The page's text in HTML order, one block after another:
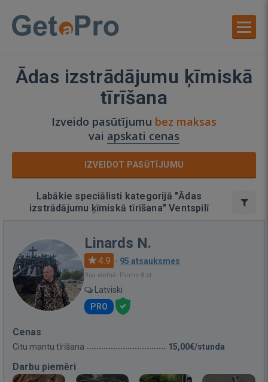
Ādas izstrādājumu ķīmiskā
tīrīšana
Izveido pasūtījumu bez maksas
vai apskati cenas
IZVEIDOT PASŪTĪJUMU
Labākie speciālisti kategorijā "Ādas
izstrādājumu ķīmiskā tīrīšana" Ventspilī
Linards N.
4.9 · 95 atsauksmes
Bija vietnē: Pirms 8 st.
Latviski
PRO
Cenas
Citu mantu tīrīšana 15,00€/stunda
Darbu piemēri